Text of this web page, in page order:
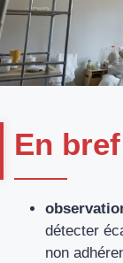
En
détecter
non